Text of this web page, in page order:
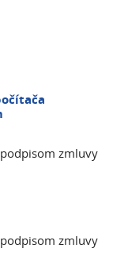
zmluvy
zmluvy